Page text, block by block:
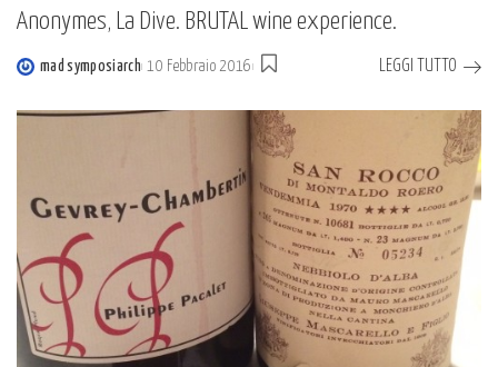
Anonymes, La Dive. BRUTAL wine experience.
Posted
mad symposiarch 10 Febbraio 2016 LEGGI TUTTO